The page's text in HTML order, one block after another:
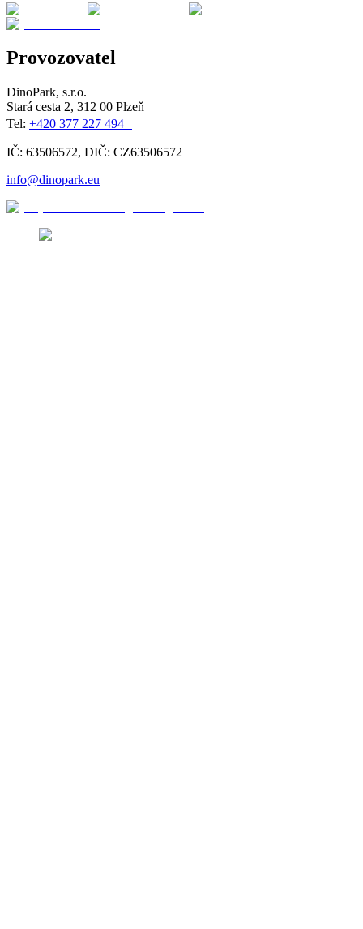
Provozovatel
DinoPark, s.r.o.
Stará cesta 2, 312 00 Plzeň
Tel: +420 377 227 494
IČ: 63506572, DIČ: CZ63506572
info@dinopark.eu